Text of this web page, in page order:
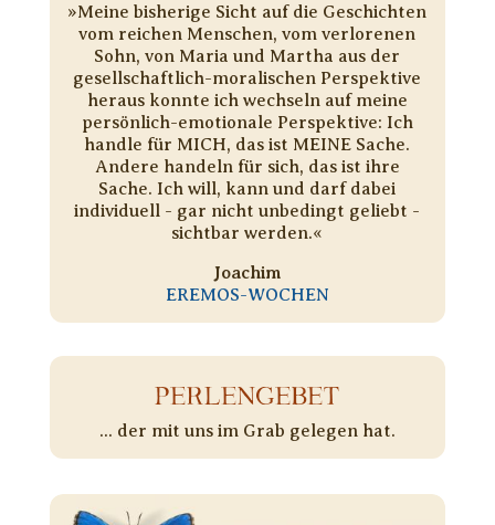
»Meine bisherige Sicht auf die Geschichten
vom reichen Menschen, vom verlorenen
Sohn, von Maria und Martha aus der
gesellschaftlich-moralischen Perspektive
heraus konnte ich wechseln auf meine
persönlich-emotionale Perspektive: Ich
handle für MICH, das ist MEINE Sache.
Andere handeln für sich, das ist ihre
Sache. Ich will, kann und darf dabei
individuell - gar nicht unbedingt geliebt -
sichtbar werden.«
Joachim
EREMOS-WOCHEN
PERLENGEBET
... der mit uns im Grab gelegen hat.